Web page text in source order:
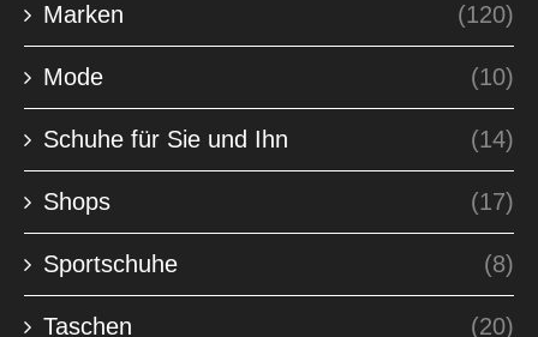
Marken (120)
Mode (10)
Schuhe für Sie und Ihn (14)
Shops (17)
Sportschuhe (8)
Taschen (20)